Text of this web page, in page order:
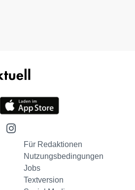
Für Redaktionen
Nutzungsbedingungen
Jobs
Textversion